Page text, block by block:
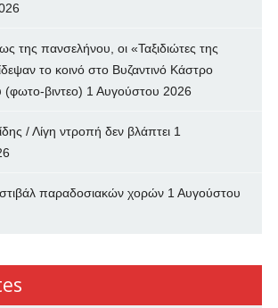
της πανσελήνου, οι «Ταξιδιώτες της
το κοινό στο Βυζαντινό Κάστρο
βιντεο) 1 Αυγούστου 2026
/ Λίγη ντροπή δεν βλάπτει 1
παραδοσιακών χορών 1 Αυγούστου